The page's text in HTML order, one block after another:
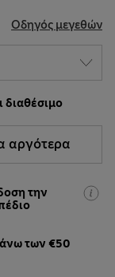
Οδηγός μεγεθών
διαθέσιμο
αργότερα
την
των €50